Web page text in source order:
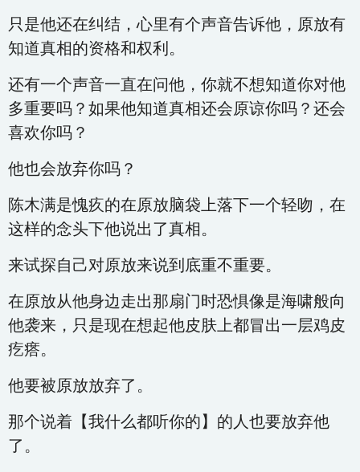
只是他还在纠结，心里有个声音告诉他，原放有
知道真相的资格和权利。
还有一个声音一直在问他，你就不想知道你对他
多重要吗？如果他知道真相还会原谅你吗？还会
喜欢你吗？
他也会放弃你吗？
陈木满是愧疚的在原放脑袋上落下一个轻吻，在
这样的念头下他说出了真相。
来试探自己对原放来说到底重不重要。
在原放从他身边走出那扇门时恐惧像是海啸般向
他袭来，只是现在想起他皮肤上都冒出一层鸡皮
疙瘩。
他要被原放放弃了。
那个说着【我什么都听你的】的人也要放弃他
了。